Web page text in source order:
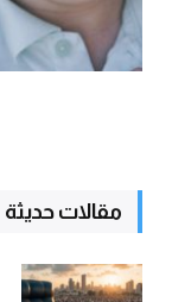
مقالات حديثة